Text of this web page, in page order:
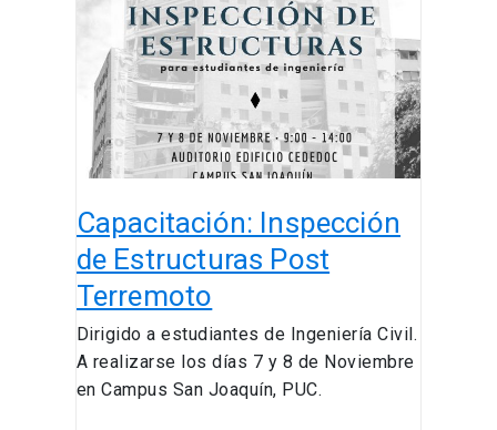
Capacitación: Inspección
de Estructuras Post
Terremoto
Dirigido a estudiantes de Ingeniería Civil.
A realizarse los días 7 y 8 de Noviembre
en Campus San Joaquín, PUC.
Estructuras
Post
Terremoto